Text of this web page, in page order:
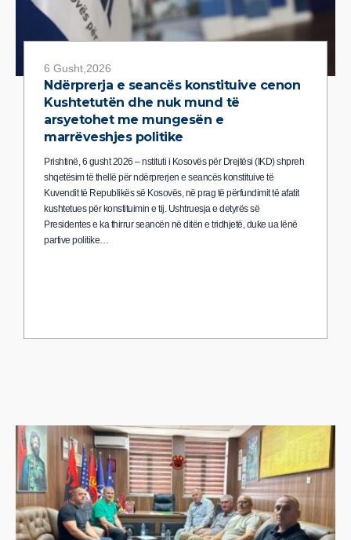
6 Gusht,2026
Ndërprerja e seancës konstituive cenon
Kushtetutën dhe nuk mund të
arsyetohet me mungesën e
marrëveshjes politike
Prishtinë, 6 gusht 2026 – nstituti i Kosovës për Drejtësi (IKD) shpreh
shqetësim të thellë për ndërprerjen e seancës konstituive të
Kuvendit të Republikës së Kosovës, në prag të përfundimit të afatit
kushtetues për konstituimin e tij. Ushtruesja e detyrës së
Presidentes e ka thirrur seancën në ditën e tridhjetë, duke ua lënë
partive politike…